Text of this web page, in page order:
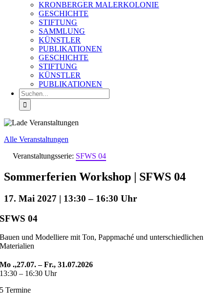
KRONBERGER MALERKOLONIE
GESCHICHTE
STIFTUNG
SAMMLUNG
KÜNSTLER
PUBLIKATIONEN
GESCHICHTE
STIFTUNG
KÜNSTLER
PUBLIKATIONEN
Suche
nach:
Alle Veranstaltungen
Veranstaltungsserie: SFWS 04
Sommerferien Workshop | SFWS 04
17. Mai 2027 | 13:30 – 16:30
SFWS 04
Bauen und Modelliere mit Ton, Pappmaché und unterschiedlichen
Materialien
Mo .,27.07. – Fr., 31.07.2026
13:30 – 16:30 Uhr
5 Termine